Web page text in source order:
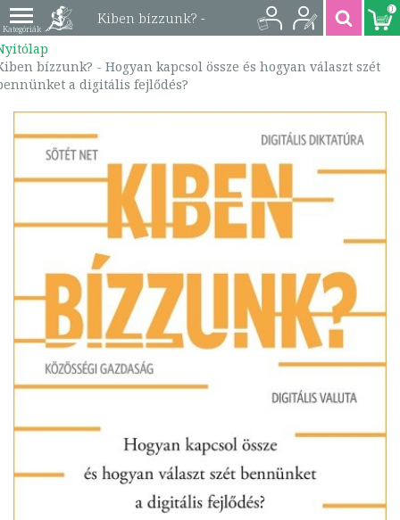
Kiben bízzunk? -
és hogyan választ szét
fejlődés? |
9789632785707
0
bízzunk? - Hogyan kapcsol össze és hogyan választ szét
a digitális fejlődés?